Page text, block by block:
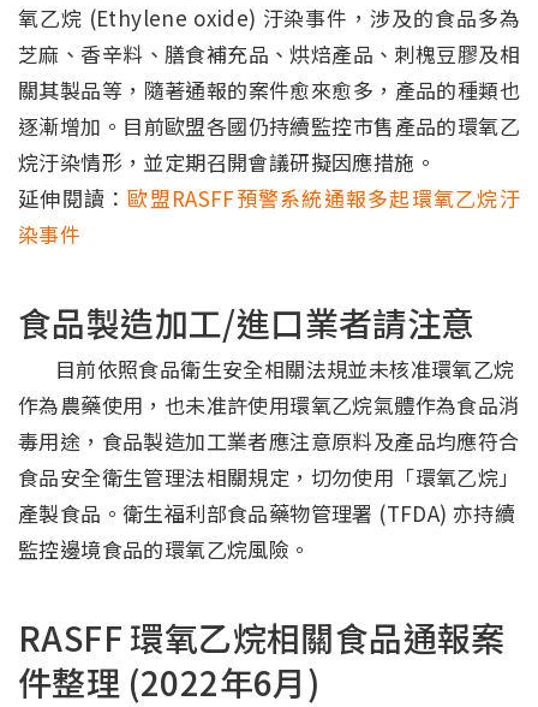
氧乙烷 (Ethylene oxide) 汙染事件，涉及的食品多為
芝麻、香辛料、膳食補充品、烘焙產品、刺槐豆膠及相
關其製品等，隨著通報的案件愈來愈多，產品的種類也
逐漸增加。目前歐盟各國仍持續監控市售產品的環氧乙
烷汙染情形，並定期召開會議研擬因應措施。
延伸閱讀：歐盟RASFF預警系統通報多起環氧乙烷汙
染事件
食品製造加工/進口業者請注意
目前依照食品衛生安全相關法規並未核准環氧乙烷
作為農藥使用，也未准許使用環氧乙烷氣體作為食品消
毒用途，食品製造加工業者應注意原料及產品均應符合
食品安全衛生管理法相關規定，切勿使用「環氧乙烷」
產製食品。衛生福利部食品藥物管理署 (TFDA) 亦持續
監控邊境食品的環氧乙烷風險。
RASFF 環氧乙烷相關食品通報案
件整理 (2022年6月)